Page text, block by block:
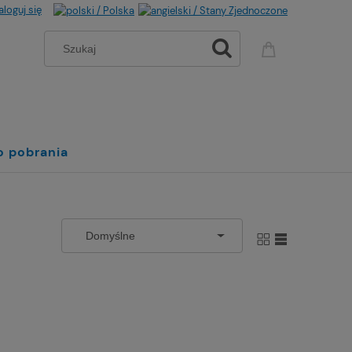
się
pobrania